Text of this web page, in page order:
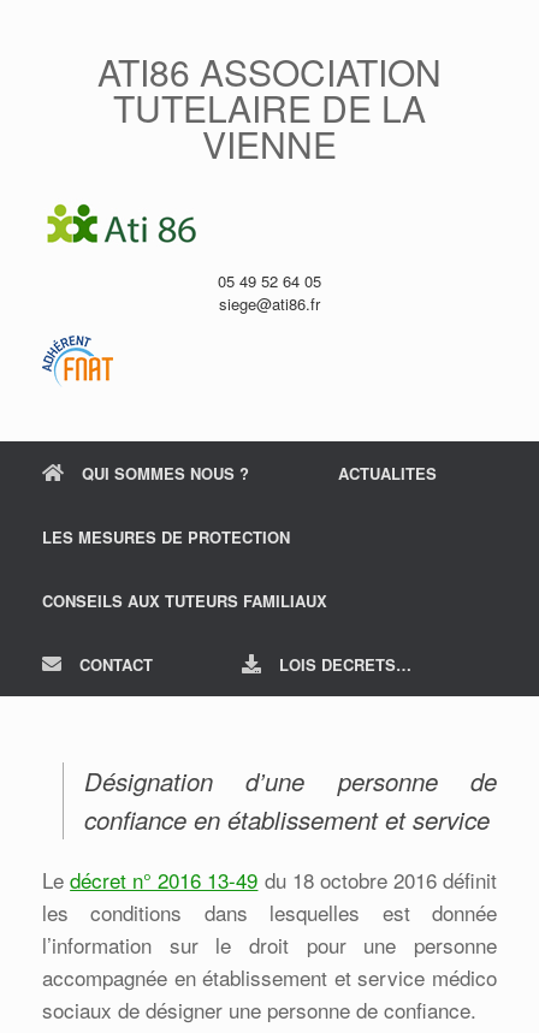
ATI86 ASSOCIATION
TUTELAIRE DE LA
VIENNE
05 49 52 64 05
siege@ati86.fr
QUI SOMMES NOUS ? ACTUALITES
LES MESURES DE PROTECTION
CONSEILS AUX TUTEURS FAMILIAUX
CONTACT LOIS DECRETS…
Désignation d’une personne de
confiance en établissement et service
Ledécret n° 2016 13-49 du 18 octobre 2016 définit
les conditions dans lesquelles est donnée
l’information sur le droit pour une personne
accompagnée en établissement et service médico
sociaux de désigner une personne de confiance.